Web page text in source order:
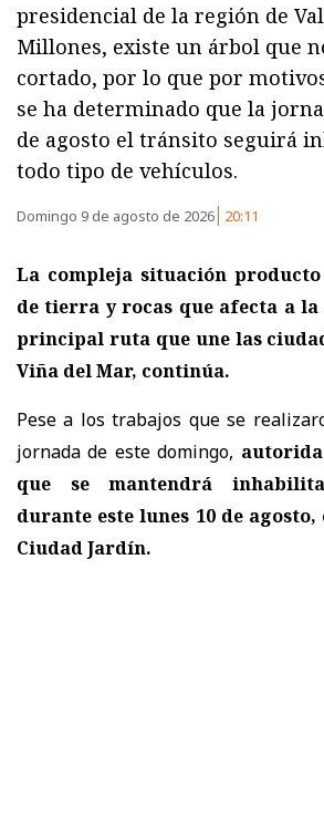
presidencial de la región de
Millones, existe un árbol que
cortado, por lo que por
se ha determinado que la
de agosto el tránsito seguirá
todo tipo de vehículos.
Domingo 9 de agosto de 2026 20:11
La compleja situación
de tierra y rocas que afecta a la
principal ruta que une las
Viña del Mar, continúa.
Pese a los trabajos que se
jornada de este domingo,
que se mantendrá
durante este lunes 10 de
Ciudad Jardín.